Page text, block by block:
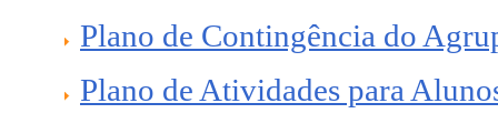
Plano de Contingência do
Plano de Atividades para